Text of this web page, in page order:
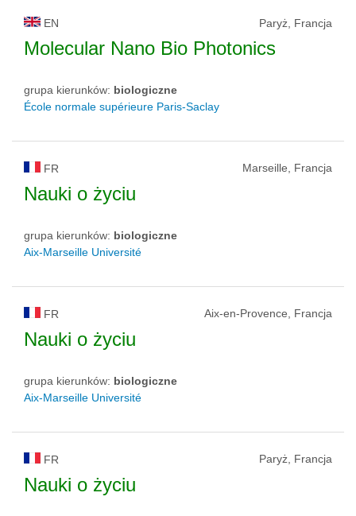
EN Paryż, Francja
Molecular Nano Bio Photonics
grupa kierunków: biologiczne
École normale supérieure Paris-Saclay
FR Marseille, Francja
Nauki o życiu
grupa kierunków: biologiczne
Aix-Marseille Université
FR Aix-en-Provence, Francja
Nauki o życiu
grupa kierunków: biologiczne
Aix-Marseille Université
FR Paryż, Francja
Nauki o życiu